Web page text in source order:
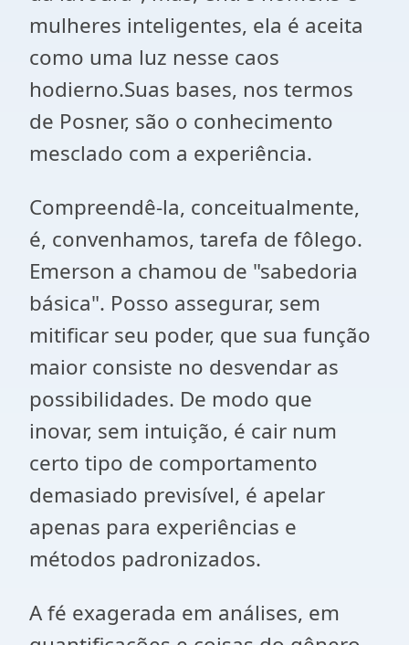
mulheres inteligentes, ela é aceita
como uma luz nesse caos
hodierno.Suas bases, nos termos
de Posner, são o conhecimento
mesclado com a experiência.
Compreendê-la, conceitualmente,
é, convenhamos, tarefa de fôlego.
Emerson a chamou de "sabedoria
básica". Posso assegurar, sem
mitificar seu poder, que sua função
maior consiste no desvendar as
possibilidades. De modo que
inovar, sem intuição, é cair num
certo tipo de comportamento
demasiado previsível, é apelar
apenas para experiências e
métodos padronizados.
A fé exagerada em análises, em